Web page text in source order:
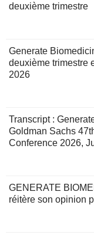
deuxième trimestre
Generate
deuxième trimestre
2026
Transcript :
Goldman Sachs
Conference 2026,
GENERATE
réitère son opinion